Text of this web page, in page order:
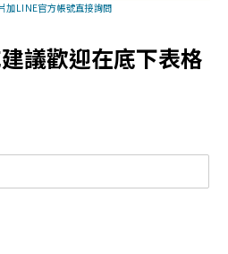
加LINE官方帳號直接詢問
議歡迎在底下表格